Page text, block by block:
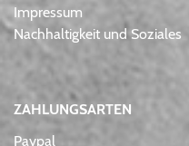
Impressum
Nachhaltigkeit und Soziales
ZAHLUNGSARTEN
Paypal